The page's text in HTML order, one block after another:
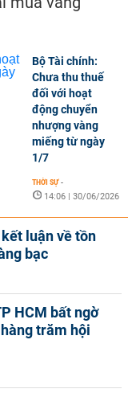
Bộ Tài chính:
Chưa thu thuế
đối với hoạt
động chuyển
nhượng vàng
miếng từ ngày
1/7
THỜI SỰ -
14:06 | 30/06/2026
luận về tồn
bạc
HCM bất ngờ
trăm hội